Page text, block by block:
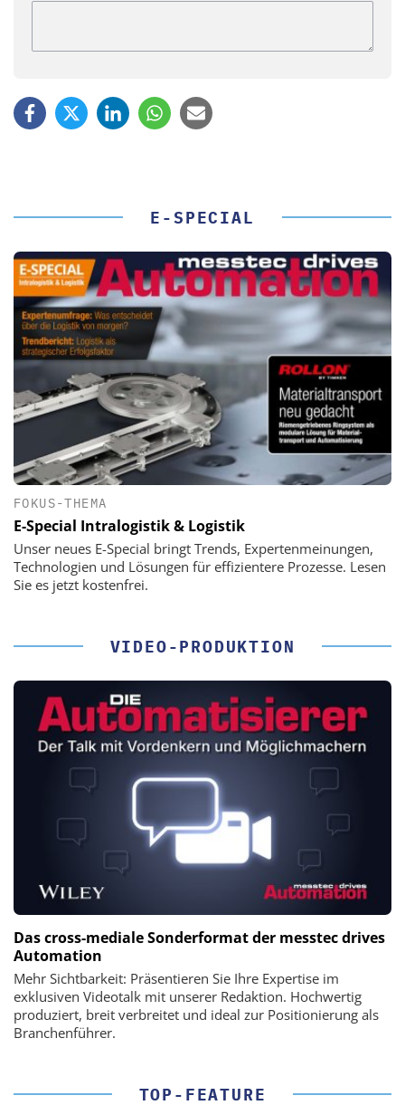
E-SPECIAL
FOKUS-THEMA
E-Special Intralogistik & Logistik
Unser neues E-Special bringt Trends, Expertenmeinungen,
Technologien und Lösungen für effizientere Prozesse. Lesen
Sie es jetzt kostenfrei.
VIDEO-PRODUKTION
Das cross-mediale Sonderformat der messtec drives
Automation
Mehr Sichtbarkeit: Präsentieren Sie Ihre Expertise im
exklusiven Videotalk mit unserer Redaktion. Hochwertig
produziert, breit verbreitet und ideal zur Positionierung als
Branchenführer.
TOP-FEATURE